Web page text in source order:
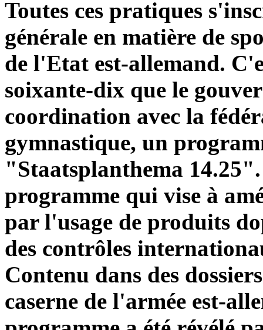
Toutes ces pratiques
générale en matière de
de l'Etat est-allemand.
soixante-dix que le
coordination avec la
gymnastique, un
"Staatsplanthema
programme qui vise à
par l'usage de produits
des contrôles
Contenu dans des
caserne de l'armée est-